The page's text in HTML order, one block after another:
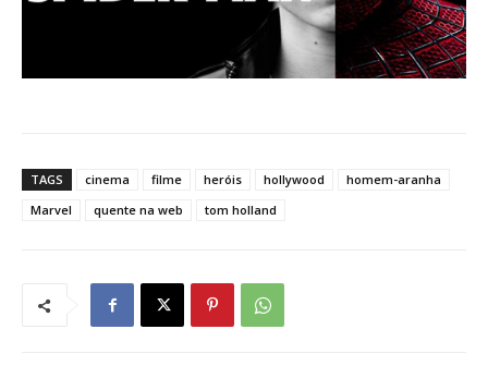
TAGS cinema filme heróis hollywood
homem-aranha
Marvel
quente na web tom holland